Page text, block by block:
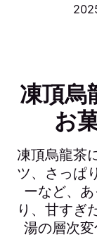
凍頂烏
お
凍頂烏龍茶
ツ、さっぱ
ーなど、
り、甘すぎ
湯の層次変